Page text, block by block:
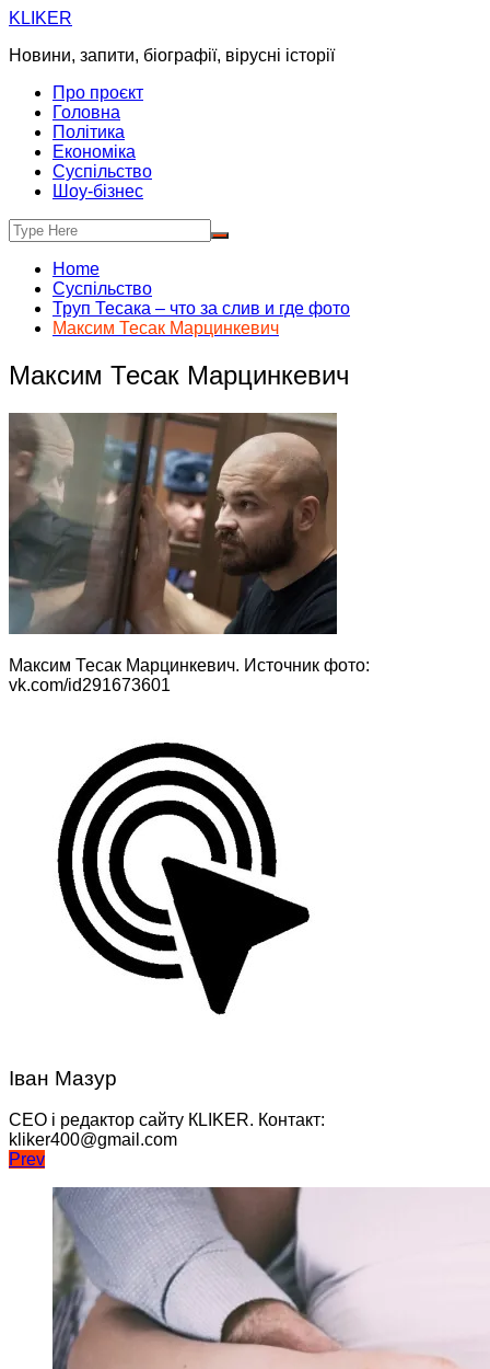
Skip
content
KLIKER
Новини, запити, біографії, вірусні історії
Про проєкт
Головна
Політика
Економіка
Суспільство
Шоу-бізнес
Home
Суспільство
Труп Тесака – что за слив и где фото
Максим Тесак Марцинкевич
Максим Тесак Марцинкевич
Максим Тесак Марцинкевич. Источник фото:
vk.com/id291673601
Іван Мазур
CEO і редактор сайту КLIKER. Контакт:
kliker400@gmail.com
Навігація
записів
Prev